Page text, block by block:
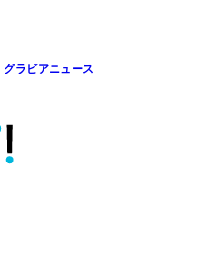
グラビアニュース